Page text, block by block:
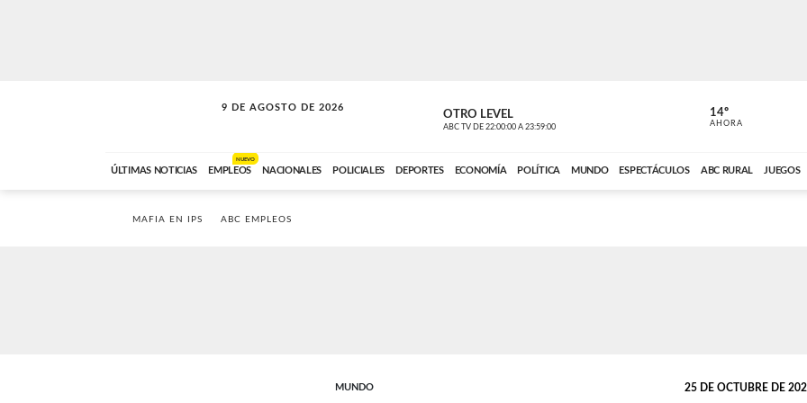
9 DE AGOSTO DE 2026
SOLO MÚSICA OTRO LEVEL
ABC TV DE 22:00:00 A 23:59:00 ABC CARDINAL
14º
AHORA
ÚLTIMAS NOTICIAS EMPLEOS
NUEVO
NACIONALES POLICIALES DEPORTES ECONOMÍA POLÍTICA MUNDO ESPECTÁCULOS ABC RURAL JUEGOS
MAFIA EN IPS ABC EMPLEOS
MUNDO 25 DE OCTUBRE DE